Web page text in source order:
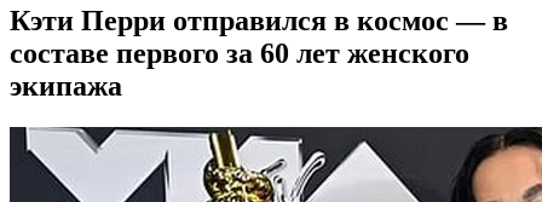
Кэти Перри отправился в космос — в
составе первого за 60 лет женского
экипажа